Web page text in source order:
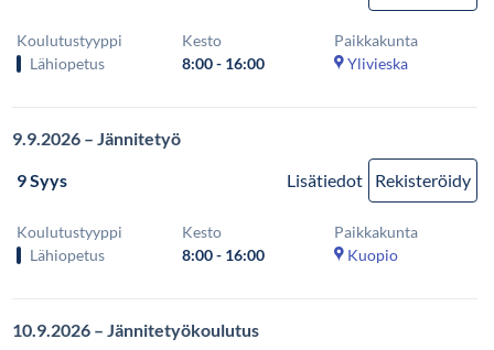
Koulutustyyppi
Lähiopetus
Kesto
8:00 - 16:00
Paikkakunta
Ylivieska
9.9.2026 – Jännitetyö
9 Syys
Lisätiedot Rekisteröidy
Koulutustyyppi
Lähiopetus
Kesto
8:00 - 16:00
Paikkakunta
Kuopio
10.9.2026 – Jännitetyökoulutus